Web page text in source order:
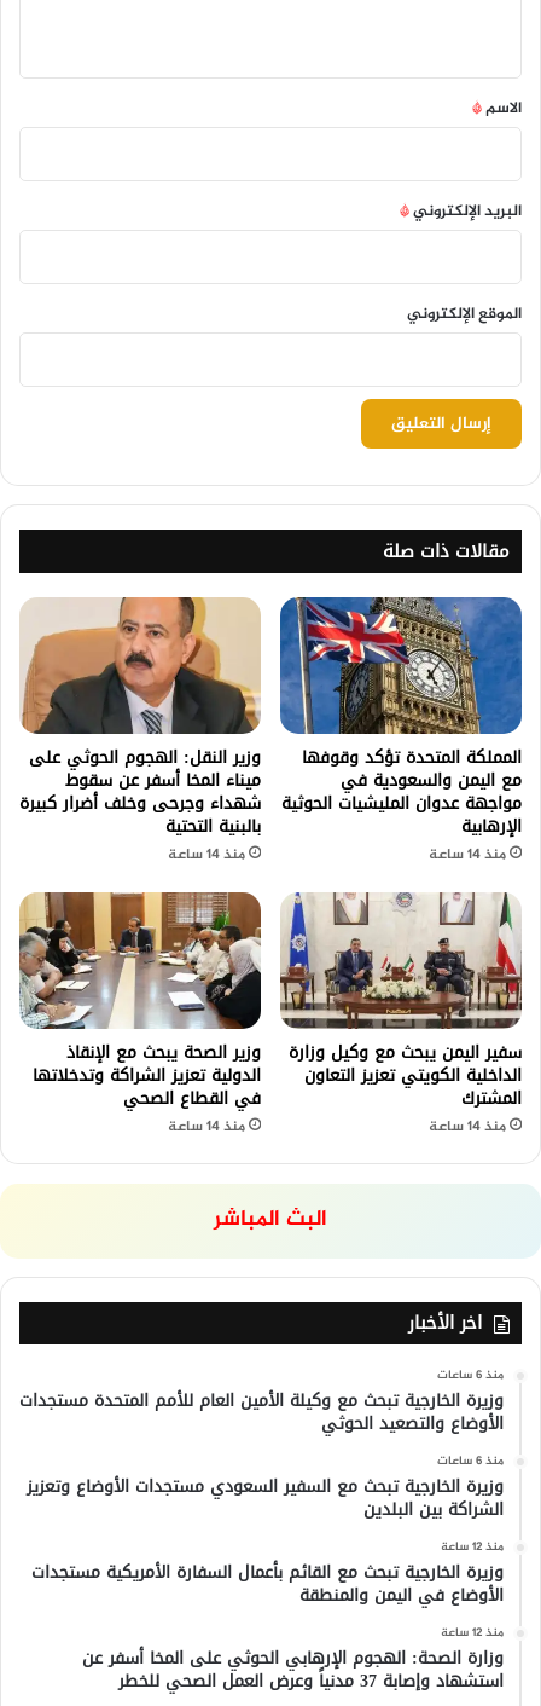
*
الاسم*
البريد الإلكتروني*
الموقع الإلكتروني
مقالات ذات صلة
المملكة المتحدة تؤكد وقوفها
مع اليمن والسعودية في
مواجهة عدوان المليشيات الحوثية
الإرهابية
منذ 14 ساعة
وزير النقل: الهجوم الحوثي على
ميناء المخا أسفر عن سقوط
شهداء وجرحى وخلف أضرار كبيرة
بالبنية التحتية
منذ 14 ساعة
سفير اليمن يبحث مع وكيل وزارة
الداخلية الكويتي تعزيز التعاون
المشترك
منذ 14 ساعة
وزير الصحة يبحث مع الإنقاذ
الدولية تعزيز الشراكة وتدخلاتها
في القطاع الصحي
منذ 14 ساعة
البث المباشر
اخر الأخبار
منذ 6 ساعات
وزيرة الخارجية تبحث مع وكيلة الأمين العام للأمم المتحدة مستجدات
الأوضاع والتصعيد الحوثي
منذ 6 ساعات
وزيرة الخارجية تبحث مع السفير السعودي مستجدات الأوضاع وتعزيز
الشراكة بين البلدين
منذ 12 ساعة
وزيرة الخارجية تبحث مع القائم بأعمال السفارة الأمريكية مستجدات
الأوضاع في اليمن والمنطقة
منذ 12 ساعة
وزارة الصحة: الهجوم الإرهابي الحوثي على المخا أسفر عن
استشهاد وإصابة 37 مدنياً وعرض العمل الصحي للخطر